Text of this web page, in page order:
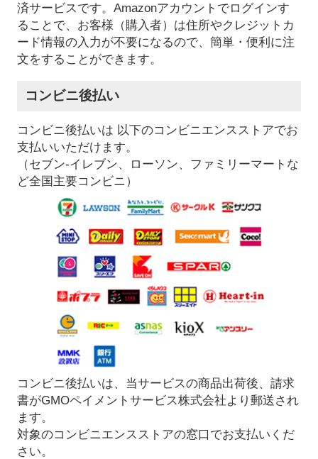
済サービスです。Amazonアカウントでログインす
ることで、お客様（購入者）は住所やクレジットカ
ード情報の入力が不要になるので、簡単・便利に注
文をすることができます。
コンビニ後払い
コンビニ後払いは 以下のコンビニエンスストアでお
支払いいただけます。
（セブン-イレブン、ローソン、ファミリーマートな
ど全国主要コンビニ）
コンビニ後払いは、当サービスの商品出荷後、請求
書がGMOペイメントサービス株式会社より郵送され
ます。
対象のコンビニエンスストアの窓口でお支払いくだ
さい。